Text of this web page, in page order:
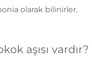
olarak bilinirler.
aşısı vardır?